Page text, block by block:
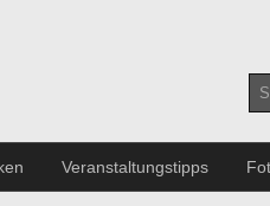
Veranstaltungstipps